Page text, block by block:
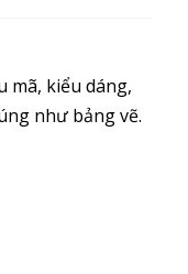
mã, kiểu dáng,
như bảng vẽ.